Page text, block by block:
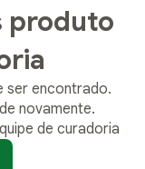
produto
ser encontrado.
novamente.
de curadoria